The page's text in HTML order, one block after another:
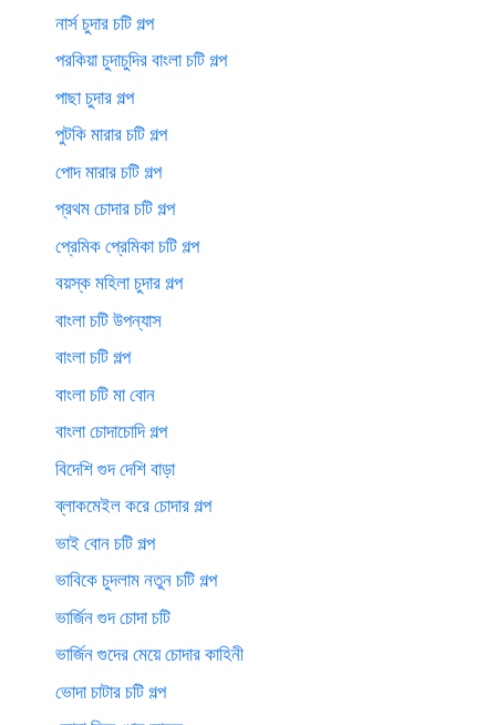
নার্স চুদার চটি গল্প
পরকিয়া চুদাচুদির বাংলা চটি গল্প
পাছা চুদার গল্প
পুটকি মারার চটি গল্প
পোদ মারার চটি গল্প
প্রথম চোদার চটি গল্প
প্রেমিক প্রেমিকা চটি গল্প
বয়স্ক মহিলা চুদার গল্প
বাংলা চটি উপন্যাস
বাংলা চটি গল্প
বাংলা চটি মা বোন
বাংলা চোদাচোদি গল্প
বিদেশি গুদ দেশি বাড়া
ব্লাকমেইল করে চোদার গল্প
ভাই বোন চটি গল্প
ভাবিকে চুদলাম নতুন চটি গল্প
ভার্জিন গুদ চোদা চটি
ভার্জিন গুদের মেয়ে চোদার কাহিনী
ভোদা চাটার চটি গল্প